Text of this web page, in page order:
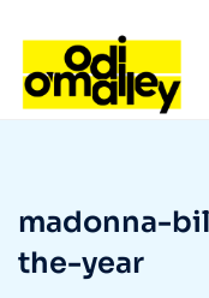
madonna-
the-year